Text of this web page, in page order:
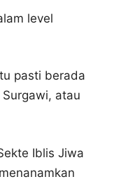
level
pasti berada
atau
Iblis Jiwa